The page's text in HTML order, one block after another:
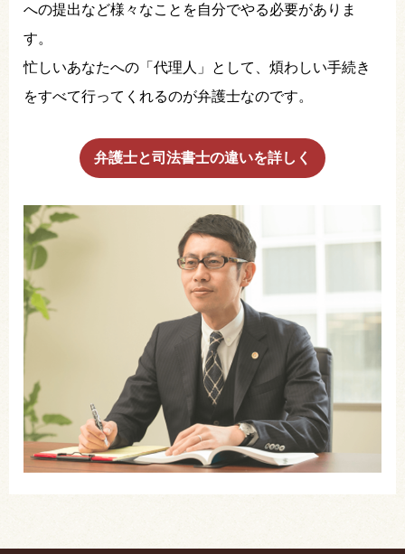
への提出など様々なことを自分でやる必要がありま
す。
忙しいあなたへの「代理人」として、煩わしい手続き
をすべて行ってくれるのが弁護士なのです。
弁護士と司法書士の違いを詳しく